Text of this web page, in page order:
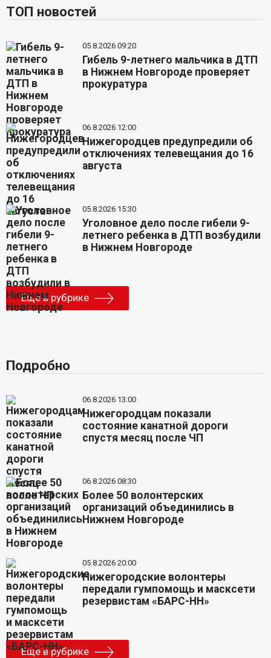
ТОП новостей
05.8.2026 09:20
Гибель 9-летнего мальчика в ДТП
в Нижнем Новгороде проверяет
прокуратура
06.8.2026 12:00
Нижегородцев предупредили об
отключениях телевещания до 16
августа
05.8.2026 15:30
Уголовное дело после гибели 9-
летнего ребенка в ДТП возбудили
в Нижнем Новгороде
Еще в рубрике
Подробно
06.8.2026 13:00
Нижегородцам показали
состояние канатной дороги
спустя месяц после ЧП
06.8.2026 08:30
Более 50 волонтерских
организаций объединились в
Нижнем Новгороде
05.8.2026 20:00
Нижегородские волонтеры
передали гумпомощь и масксети
резервистам «БАРС-НН»
Еще в рубрике